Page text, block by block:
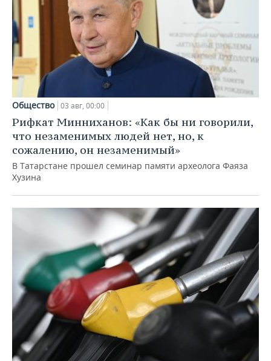
Общество 03 авг, 00:00
Рифкат Минниханов: «Как бы ни говорили,
что незаменимых людей нет, но, к
сожалению, он незаменимый»
В Татарстане прошел семинар памяти археолога Фаяза
Хузина